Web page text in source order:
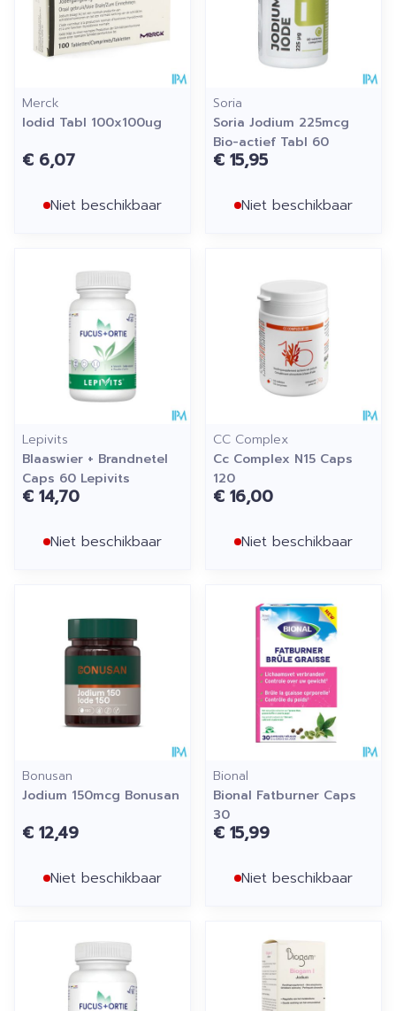
Merck
Iodid Tabl 100x100ug
€ 6,07
Niet beschikbaar
Soria
Soria Jodium 225mcg
Bio-actief Tabl 60
€ 15,95
Niet beschikbaar
Lepivits
Blaaswier + Brandnetel
Caps 60 Lepivits
€ 14,70
Niet beschikbaar
CC Complex
Cc Complex N15 Caps
120
€ 16,00
Niet beschikbaar
Bonusan
Jodium 150mcg Bonusan
€ 12,49
Niet beschikbaar
Bional
Bional Fatburner Caps
30
€ 15,99
Niet beschikbaar